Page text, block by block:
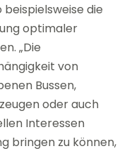
die
optimaler
„Die
von
Bussen,
oder auch
Interessen
bringen zu können,